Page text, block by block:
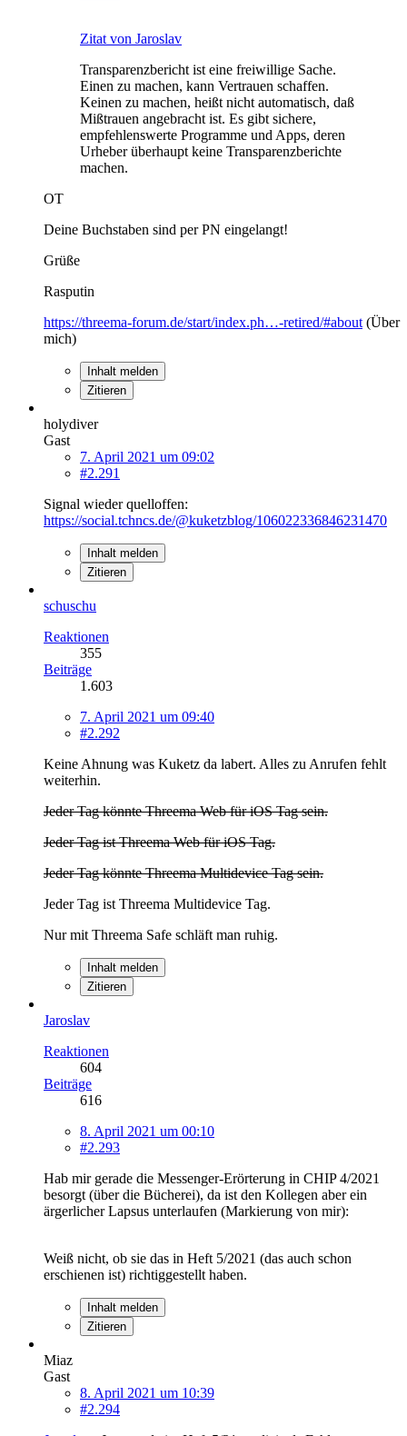
Zitat von Jaroslav
Transparenzbericht ist eine freiwillige Sache.
Einen zu machen, kann Vertrauen schaffen.
Keinen zu machen, heißt nicht automatisch, daß
Mißtrauen angebracht ist. Es gibt sichere,
empfehlenswerte Programme und Apps, deren
Urheber überhaupt keine Transparenzberichte
machen.
OT
Deine Buchstaben sind per PN eingelangt!
Grüße
Rasputin
https://threema-forum.de/start/index.ph…-retired/#about (Über
mich)
Inhalt melden
Zitieren
holydiver
Gast
7. April 2021 um 09:02
#2.291
Signal wieder quelloffen:
https://social.tchncs.de/@kuketzblog/106022336846231470
Inhalt melden
Zitieren
schuschu
Reaktionen
355
Beiträge
1.603
7. April 2021 um 09:40
#2.292
Keine Ahnung was Kuketz da labert. Alles zu Anrufen fehlt
weiterhin.
Jeder Tag könnte Threema Web für iOS Tag sein.
Jeder Tag ist Threema Web für iOS Tag.
Jeder Tag könnte Threema Multidevice Tag sein.
Jeder Tag ist Threema Multidevice Tag.
Nur mit Threema Safe schläft man ruhig.
Inhalt melden
Zitieren
Jaroslav
Reaktionen
604
Beiträge
616
8. April 2021 um 00:10
#2.293
Hab mir gerade die Messenger-Erörterung in CHIP 4/2021
besorgt (über die Bücherei), da ist den Kollegen aber ein
ärgerlicher Lapsus unterlaufen (Markierung von mir):
Weiß nicht, ob sie das in Heft 5/2021 (das auch schon
erschienen ist) richtiggestellt haben.
Inhalt melden
Zitieren
Miaz
Gast
8. April 2021 um 10:39
#2.294